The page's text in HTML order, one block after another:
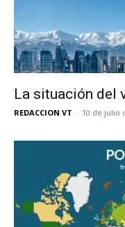
No te
La situación del
REDACCION VT - 10 de julio